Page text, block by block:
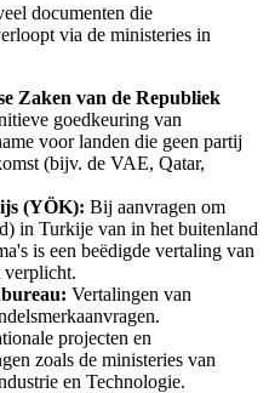
documenten die
via de ministeries in
Zaken van de Republiek
goedkeuring van
voor landen die geen partij
(bijv. de VAE, Qatar,
(YÖK): Bij aanvragen om
in Turkije van in het buitenland
is een beëdigde vertaling van
verplicht.
Vertalingen van
projecten en
zoals de ministeries van
en Technologie.